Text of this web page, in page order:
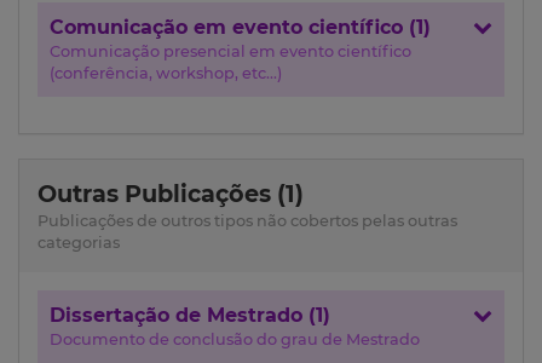
Comunicação em evento científico (1)
Comunicação presencial em evento científico
(conferência, workshop, etc...)
Outras Publicações (1)
Publicações de outros tipos não cobertos pelas outras
categorias
Dissertação de Mestrado (1)
Documento de conclusão do grau de Mestrado